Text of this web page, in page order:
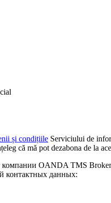
și condițiile Serviciului de
că mă pot dezabona de la
компании OANDA TMS
контактных данных: